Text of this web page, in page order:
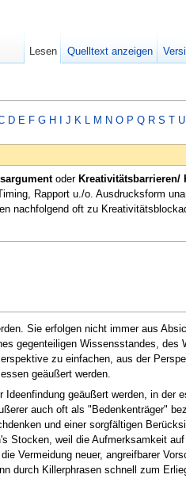
D E F G H J K L M N O P Q R S T U
oder Kreativitätsbarrieren/
Rapport u./o. Ausdrucksform
nachfolgend oft zu
Sie erfolgen nicht immer aus
gegenteiligen Wissensstandes, des
zu einfachen, aus der
geäußert werden.
geäußert werden, in der
auch oft als "Bedenkenträger"
und einer sorgfältigen
Stocken, weil die Aufmerksamkeit
Vermeidung neuer, angreifbarer
durch Killerphrasen schnell zum
Lesen Quelltext anzeigen